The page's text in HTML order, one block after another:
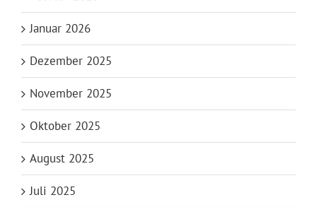
Januar 2026
Dezember 2025
November 2025
Oktober 2025
August 2025
Juli 2025